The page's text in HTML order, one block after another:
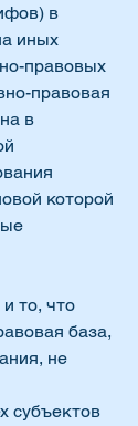
в
иных
правовых
правовая
в
которой
база,
не
субъектов